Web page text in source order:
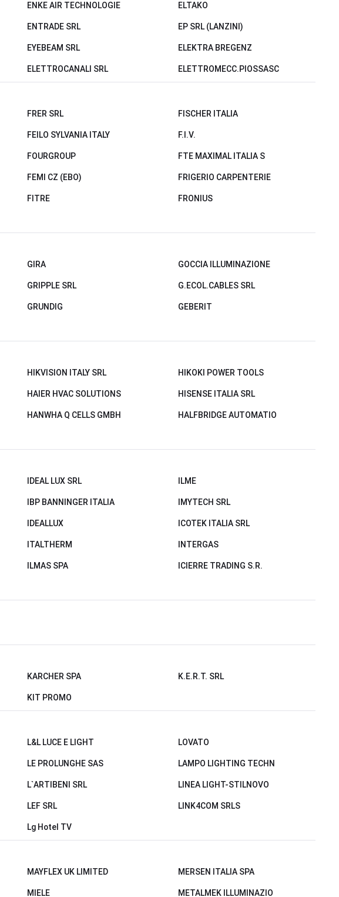
ENKE AIR TECHNOLOGIE ELTAKO
ENTRADE SRL EP SRL (LANZINI)
EYEBEAM SRL ELEKTRA BREGENZ
ELETTROCANALI SRL ELETTROMECC.PIOSSASC
FRER SRL FISCHER ITALIA
FEILO SYLVANIA ITALY F.I.V.
FOURGROUP FTE MAXIMAL ITALIA S
FEMI CZ (EBO) FRIGERIO CARPENTERIE
FITRE FRONIUS
GIRA GOCCIA ILLUMINAZIONE
GRIPPLE SRL G.ECOL.CABLES SRL
GRUNDIG GEBERIT
HIKVISION ITALY SRL HIKOKI POWER TOOLS
HAIER HVAC SOLUTIONS HISENSE ITALIA SRL
HANWHA Q CELLS GMBH HALFBRIDGE AUTOMATIO
IDEAL LUX SRL ILME
IBP BANNINGER ITALIA IMYTECH SRL
IDEALLUX ICOTEK ITALIA SRL
ITALTHERM INTERGAS
ILMAS SPA ICIERRE TRADING S.R.
KARCHER SPA K.E.R.T. SRL
KIT PROMO
L&L LUCE E LIGHT LOVATO
LE PROLUNGHE SAS LAMPO LIGHTING TECHN
L`ARTIBENI SRL LINEA LIGHT-STILNOVO
LEF SRL LINK4COM SRLS
Lg Hotel TV
MAYFLEX UK LIMITED MERSEN ITALIA SPA
MIELE METALMEK ILLUMINAZIO